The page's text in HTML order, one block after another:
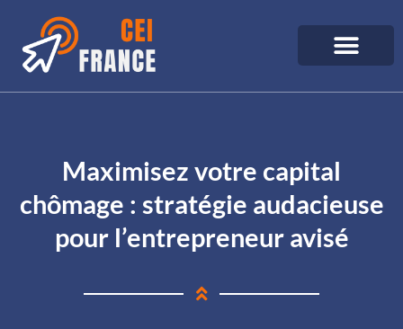
Maximisez votre capital
chômage : stratégie audacieuse
pour l’entrepreneur avisé